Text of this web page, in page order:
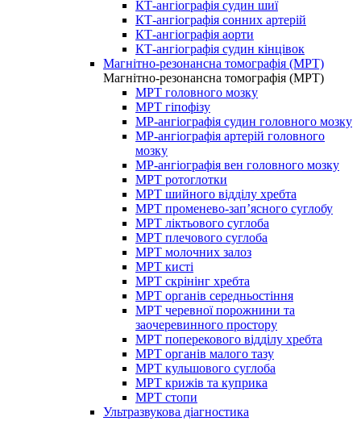
КТ-ангіографія судин шиї
КТ-ангіографія сонних артерій
КТ-ангіографія аорти
КТ-ангіографія судин кінцівок
Магнітно-резонансна томографія (МРТ)
Магнітно-резонансна томографія (МРТ)
МРТ головного мозку
МРТ гіпофізу
МР-ангіографія судин головного мозку
МР-ангіографія артерій головного
мозку
МР-ангіографія вен головного мозку
МРТ ротоглотки
МРТ шийного відділу хребта
МРТ променево-зап’ясного суглобу
МРТ ліктьового суглоба
МРТ плечового суглоба
МРТ молочних залоз
МРТ кисті
МРТ скрінінг хребта
МРТ органів середньостіння
МРТ черевної порожнини та
заочеревинного простору
МРТ поперекового відділу хребта
МРТ органів малого тазу
МРТ кульшового суглоба
МРТ крижів та куприка
МРТ стопи
Ультразвукова діагностика